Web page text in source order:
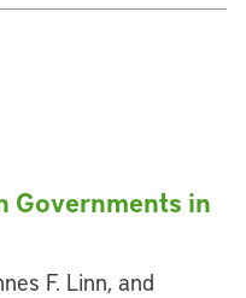
Governments in
F. Linn, and